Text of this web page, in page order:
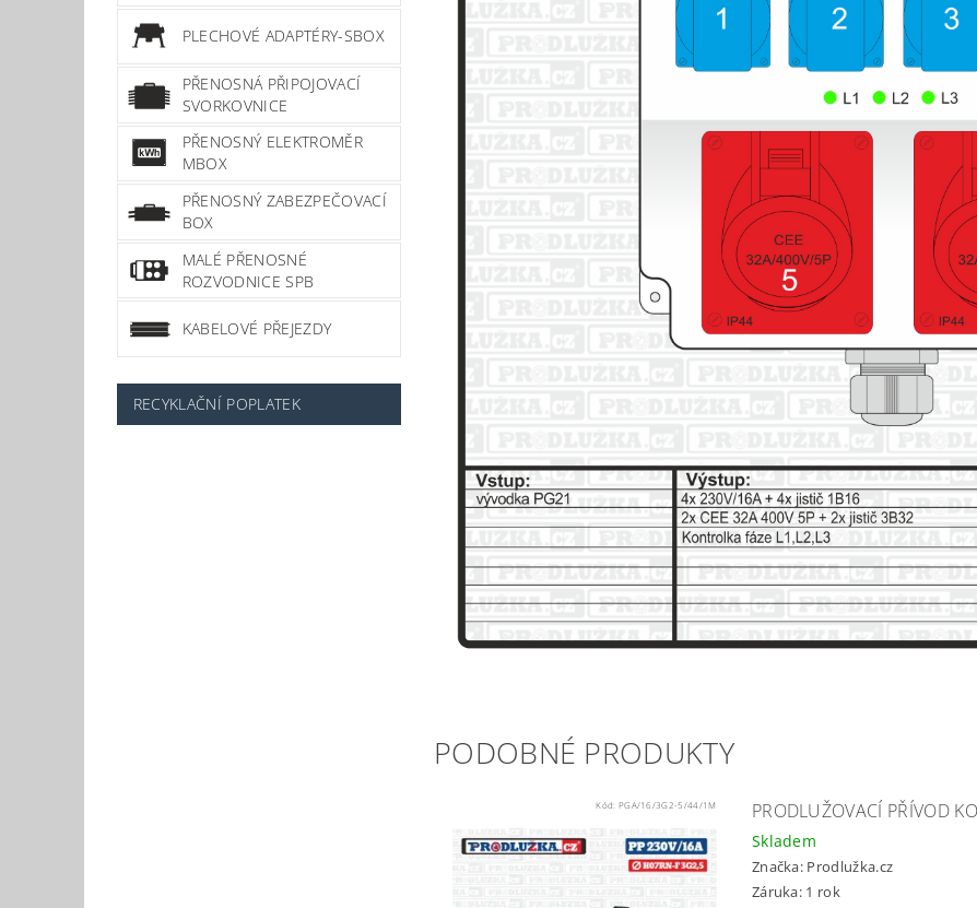
PLECHOVÉ ADAPTÉRY-SBOX
PŘENOSNÁ PŘIPOJOVACÍ
SVORKOVNICE
PŘENOSNÝ ELEKTROMĚR
MBOX
PŘENOSNÝ ZABEZPEČOVACÍ
BOX
MALÉ PŘENOSNÉ
ROZVODNICE SPB
KABELOVÉ PŘEJEZDY
RECYKLAČNÍ POPLATEK
PODOBNÉ PRODUKTY
Kód: PGA/16/3G2-5/44/1M PRODLUŽOVACÍ PŘÍVOD
Skladem
Značka: Prodlužka.cz
Záruka: 1 rok